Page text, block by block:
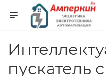
пускатель с